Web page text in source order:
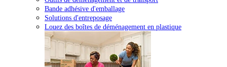
Bande adhésive d'emballage
Solutions d'entreposage
Louez des boîtes de déménagement en plastique